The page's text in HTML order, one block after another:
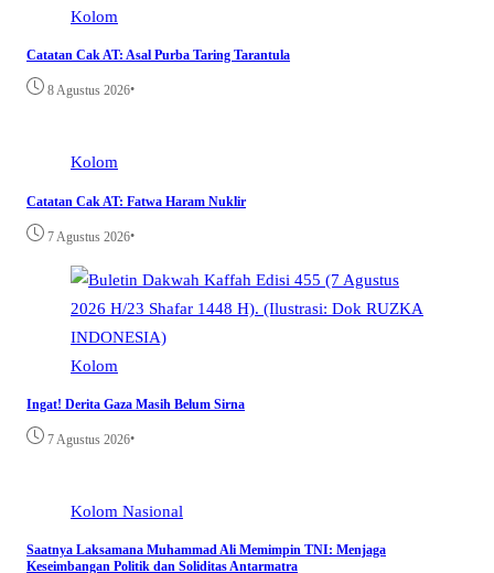
Kolom
Catatan Cak AT: Asal Purba Taring Tarantula
8 Agustus 2026•
Kolom
Catatan Cak AT: Fatwa Haram Nuklir
7 Agustus 2026•
Kolom
Ingat! Derita Gaza Masih Belum Sirna
7 Agustus 2026•
Kolom Nasional
Saatnya Laksamana Muhammad Ali Memimpin TNI: Menjaga
Keseimbangan Politik dan Soliditas Antarmatra